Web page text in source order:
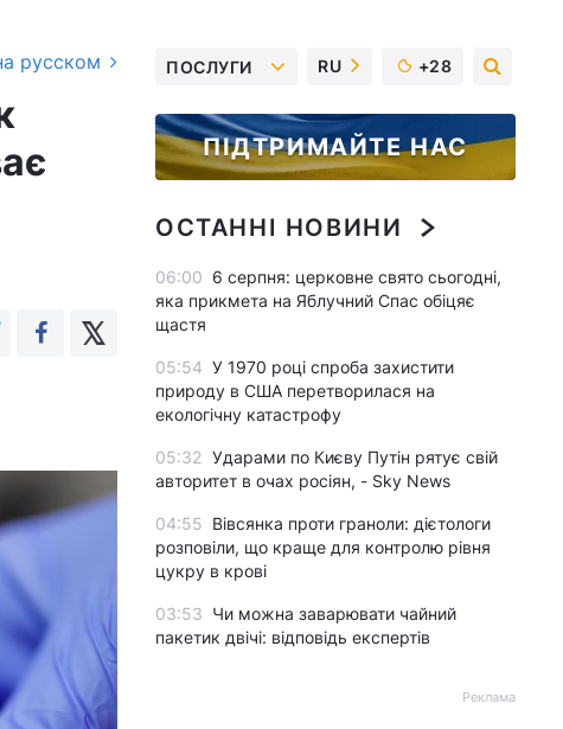
русском ПОСЛУГИ RU +28
ПІДТРИМАЙТЕ НАС
ОСТАННІ НОВИНИ
06:00 6 серпня: церковне свято сьогодні,
яка прикмета на Яблучний Спас обіцяє
щастя
05:54 У 1970 році спроба захистити
природу в США перетворилася на
екологічну катастрофу
05:32 Ударами по Києву Путін рятує свій
авторитет в очах росіян, - Sky News
04:55 Вівсянка проти граноли: дієтологи
розповіли, що краще для контролю рівня
цукру в крові
03:53 Чи можна заварювати чайний
пакетик двічі: відповідь експертів
Реклама